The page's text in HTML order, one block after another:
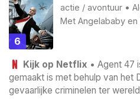
6
actie / avontuur •
Met Angelababy en
Kijk op Netflix • Agent 47
gemaakt is met behulp van het
gevaarlijke criminelen ter